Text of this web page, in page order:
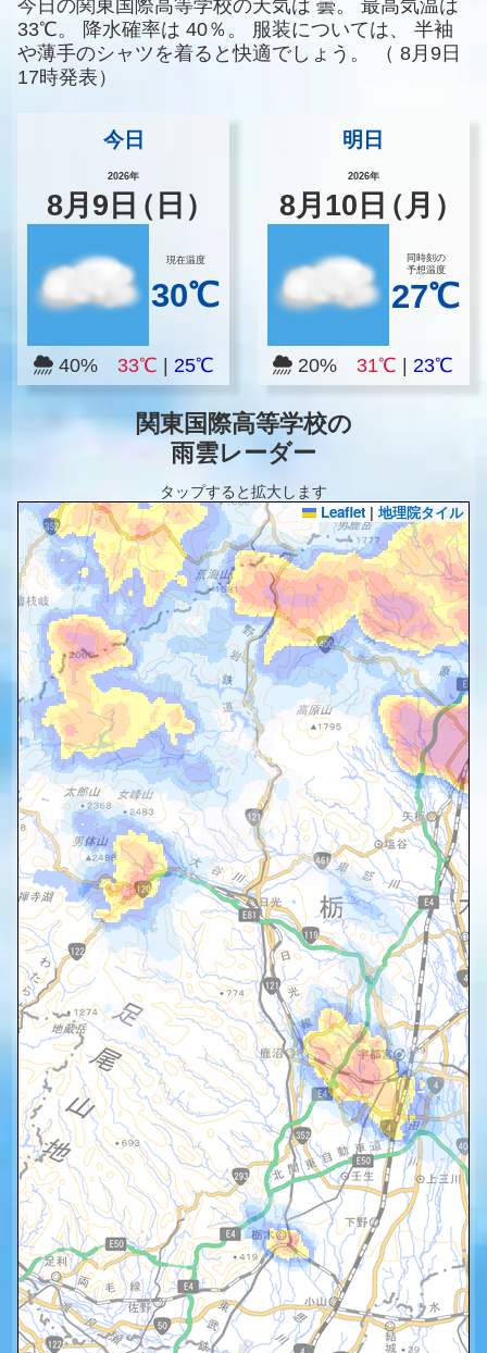
今日の関東国際高等学校の天気は 曇。
最高気温は
33℃。
降水確率は 40％。 服装については、
半袖
や薄手のシャツを着ると快適でしょう。
（ 8月9日
17時発表）
今日
2026年
8月 9 日（日）
現在温度
30℃
40% 33℃ 25℃
明日
2026年
8月 10 日（月）
同時刻の
予想温度
27℃
20%31℃ |23℃
関東国際高等学校の
雨雲レーダー
タップすると拡大します
Leaflet | 地理院タイル